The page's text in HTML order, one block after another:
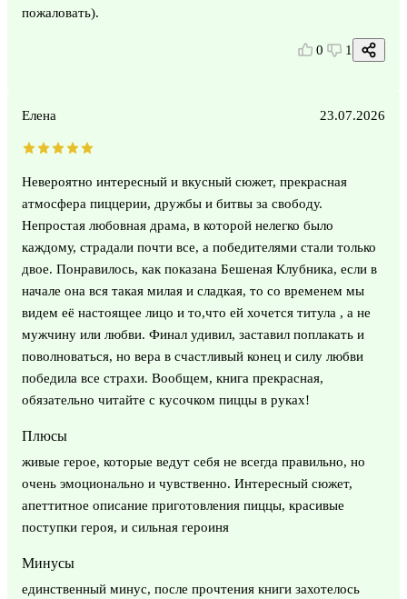
пожаловать).
0 1
Елена 23.07.2026
Невероятно интересный и вкусный сюжет, прекрасная
атмосфера пиццерии, дружбы и битвы за свободу.
Непростая любовная драма, в которой нелегко было
каждому, страдали почти все, а победителями стали только
двое. Понравилось, как показана Бешеная Клубника, если в
начале она вся такая милая и сладкая, то со временем мы
видем её настоящее лицо и то,что ей хочется титула , а не
мужчину или любви. Финал удивил, заставил поплакать и
поволноваться, но вера в счастливый конец и силу любви
победила все страхи. Вообщем, книга прекрасная,
обязательно читайте с кусочком пиццы в руках!
Плюсы
живые герое, которые ведут себя не всегда правильно, но
очень эмоционально и чувственно. Интересный сюжет,
апеттитное описание приготовления пиццы, красивые
поступки героя, и сильная героиня
Минусы
единственный минус, после прочтения книги захотелось